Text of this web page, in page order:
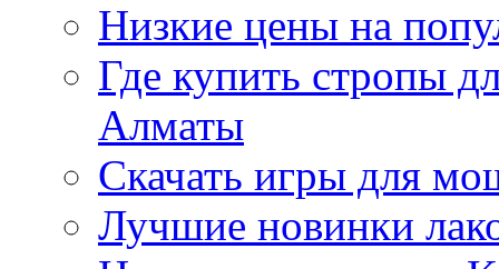
Низкие цены на
Где купить стропы
Алматы
Скачать игры для
Лучшие новинки